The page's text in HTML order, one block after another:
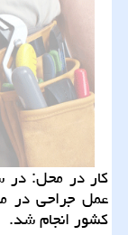
عمل جراحی در
كشور انجام شد.